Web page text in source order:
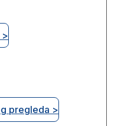
pregleda >